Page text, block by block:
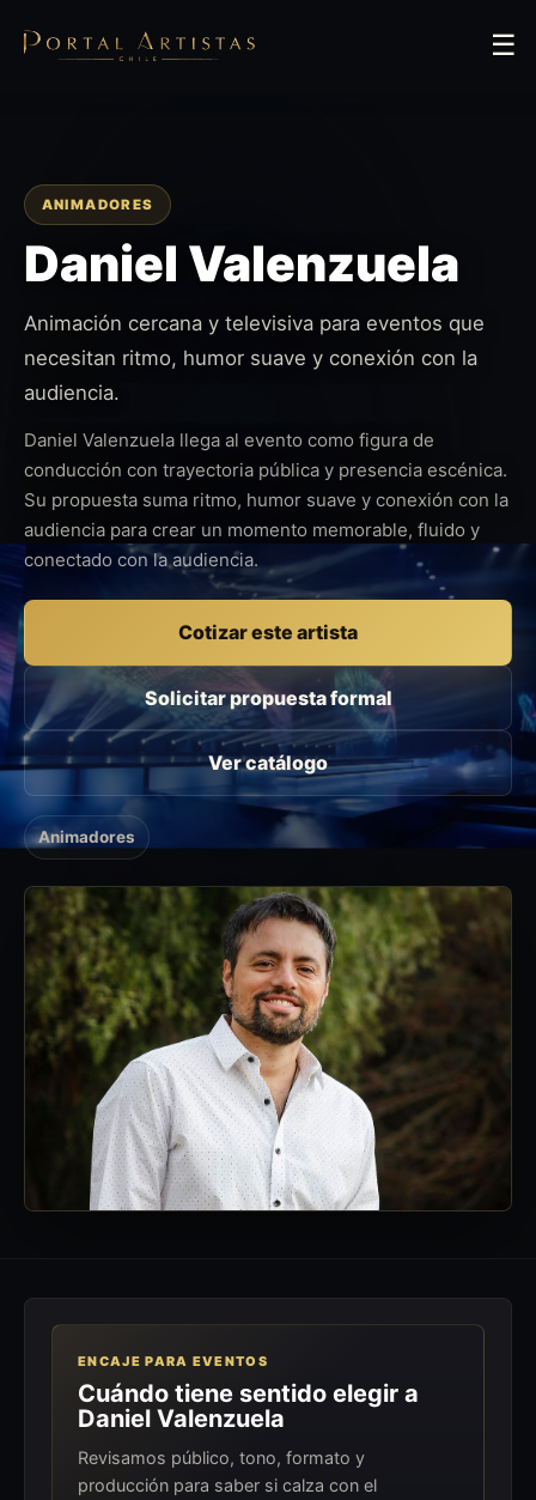
☰
ANIMADORES
Daniel Valenzuela
Animación cercana y televisiva para eventos que
necesitan ritmo, humor suave y conexión con la
audiencia.
Daniel Valenzuela llega al evento como figura de
conducción con trayectoria pública y presencia escénica.
Su propuesta suma ritmo, humor suave y conexión con la
audiencia para crear un momento memorable, fluido y
conectado con la audiencia.
Cotizar este artista
Solicitar propuesta formal
Ver catálogo
Animadores
ENCAJE PARA EVENTOS
Cuándo tiene sentido elegir a
Daniel Valenzuela
Revisamos público, tono, formato y
producción para saber si calza con el